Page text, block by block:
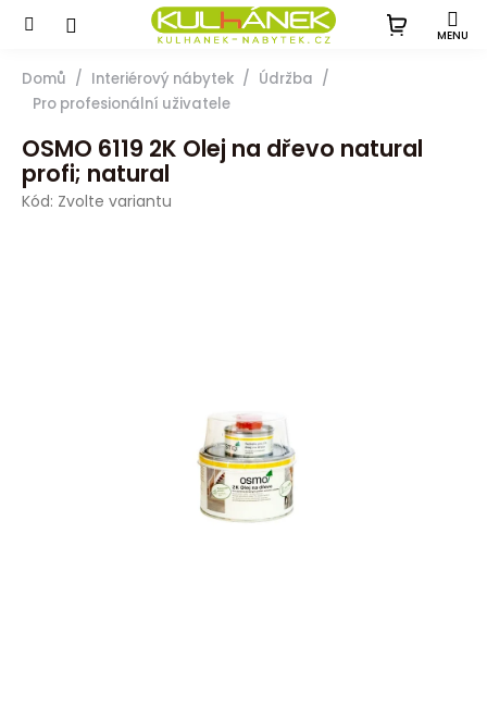
Domů Interiérový nábytek
Údržba
Pro profesionální uživatele
OSMO 6119 2K Olej na dřevo natural
profi; natural
Kód: Zvolte variantu